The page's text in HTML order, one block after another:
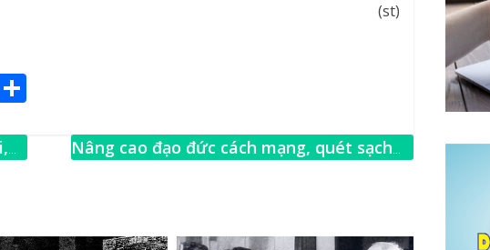
(st)
ar
Nâng cao đạo đức cách mạng, quét sạch